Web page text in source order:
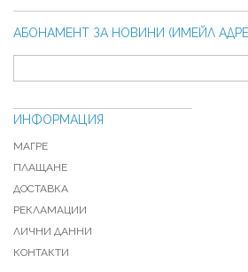
АБОНАМЕНТ ЗА НОВИНИ (ИМЕЙЛ
ИНФОРМАЦИЯ
МАГРЕ
ПЛАЩАНЕ
ДОСТАВКА
РЕКЛАМАЦИИ
ЛИЧНИ ДАННИ
КОНТАКТИ